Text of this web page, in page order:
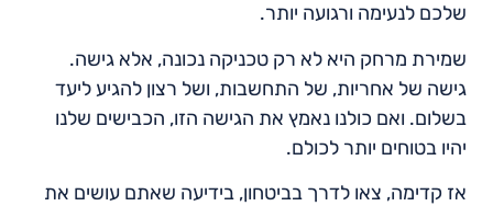
שלכם לנעימה ורגועה יותר.
שמירת מרחק היא לא רק טכניקה נכונה, אלא גישה.
גישה של אחריות, של התחשבות, ושל רצון להגיע ליעד
בשלום. ואם כולנו נאמץ את הגישה הזו, הכבישים שלנו
יהיו בטוחים יותר לכולם.
אז קדימה, צאו לדרך בביטחון, בידיעה שאתם עושים את